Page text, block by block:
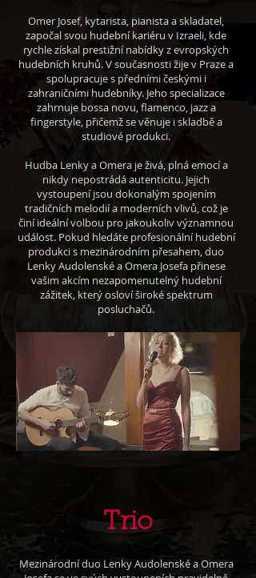
Omer Josef, kytarista, pianista a skladatel,
započal svou hudební kariéru v Izraeli, kde
rychle získal prestižní nabídky z evropských
hudebních kruhů. V současnosti žije v Praze a
spolupracuje s předními českými i
zahraničními hudebníky. Jeho specializace
zahrnuje bossa novu, flamenco, jazz a
fingerstyle, přičemž se věnuje i skladbě a
studiové produkci.
Hudba Lenky a Omera je živá, plná emocí a
nikdy nepostrádá autenticitu. Jejich
vystoupení jsou dokonalým spojením
tradičních melodií a moderních vlivů, což je
činí ideální volbou pro jakoukoliv významnou
událost. Pokud hledáte profesionální hudební
produkci s mezinárodním přesahem, duo
Lenky Audolenské a Omera Josefa přinese
vašim akcím nezapomenutelný hudební
zážitek, který osloví široké spektrum
posluchačů.
Trio
Mezinárodní duo Lenky Audolenské a Omera